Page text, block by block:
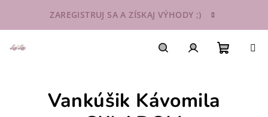
obsah
ZAREGISTRUJ SA A ZÍSKAJ VÝHODY ;)
Vankúšik Kávomila